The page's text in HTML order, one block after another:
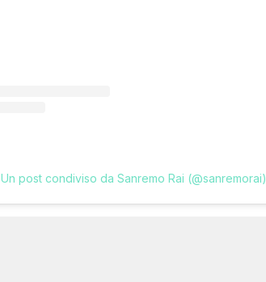
Un post condiviso da Sanremo Rai (@sanremorai)